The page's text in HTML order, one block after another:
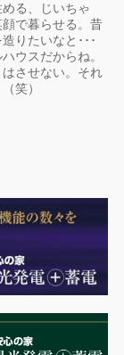
る、じいちゃ
で暮らせる。昔
りたいなと･･･
ウスだからね。
させない。それ
笑）